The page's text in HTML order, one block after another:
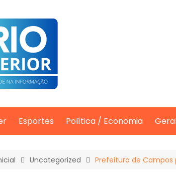
Esportes Política / Economia
Uncategorized Prefeitura de Campos